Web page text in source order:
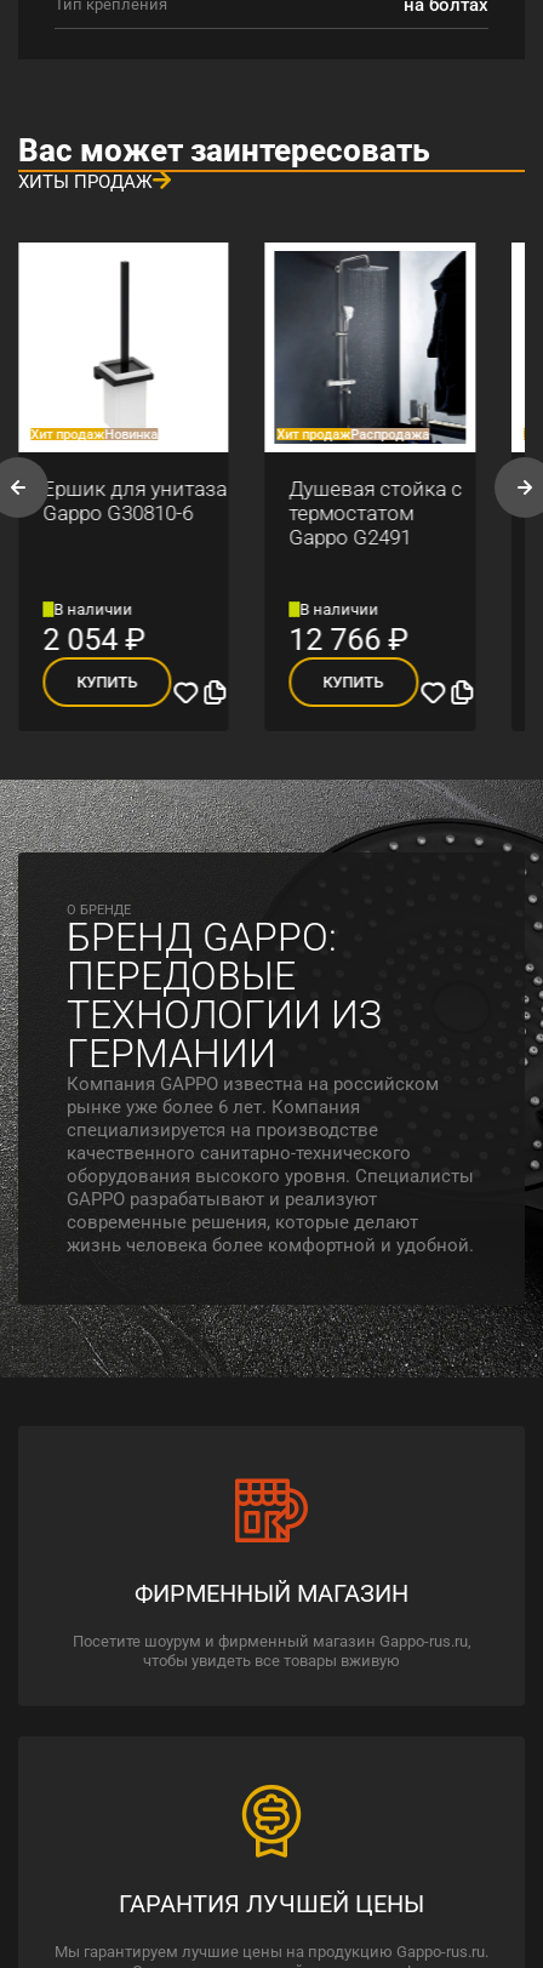
Вас может заинтересовать
ХИТЫ ПРОДАЖ
Хит продажНовинка
Ершик для унитаза
Gappo G30810-6
В наличии
2 054₽
КУПИТЬ
Хит продажРаспродажа
Душевая стойка с
термостатом
Gappo G2491
В наличии
12 766₽
КУПИТЬ
O БРЕНДЕ
БРЕНД GAPPO:
ПЕРЕДОВЫЕ
ТЕХНОЛОГИИ ИЗ
ГЕРМАНИИ
Компания GAPPO известна на российском
рынке уже более 6 лет. Компания
специализируется на производстве
качественного санитарно-технического
оборудования высокого уровня. Специалисты
GAPPO разрабатывают и реализуют
современные решения, которые делают
жизнь человека более комфортной и удобной.
ФИРМЕННЫЙ МАГАЗИН
Посетите шоурум и фирменный магазин Gappo-rus.ru,
чтобы увидеть все товары вживую
ГАРАНТИЯ ЛУЧШЕЙ ЦЕНЫ
Мы гарантируем лучшие цены на продукцию Gappo-rus.ru.